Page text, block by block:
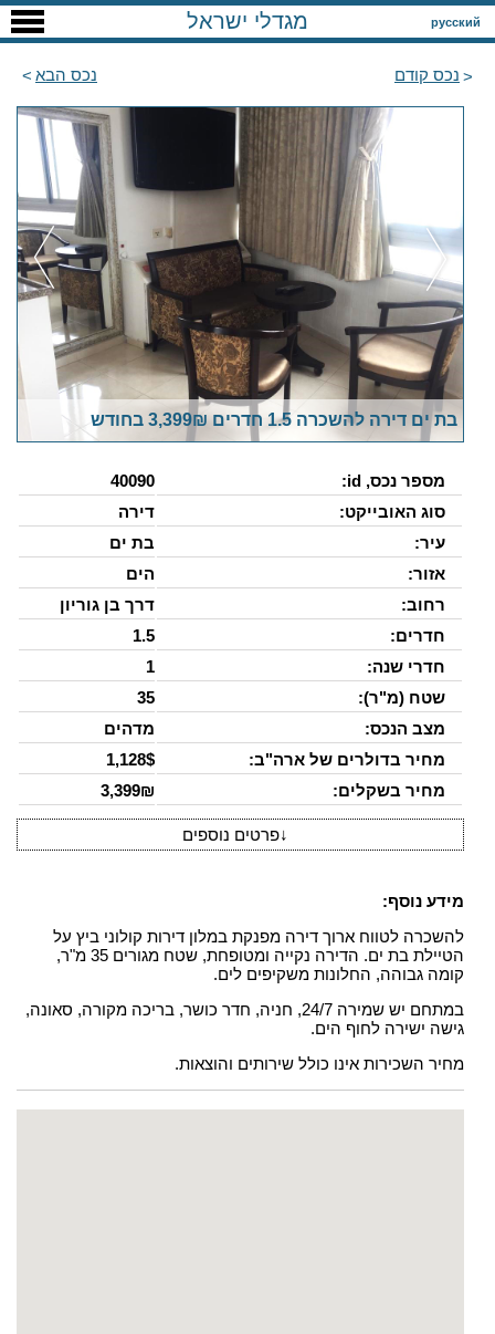
русский מגדלי ישראל
נכס קודם נכס הבא
בת ים דירה להשכרה 1.5 חדרים 3,399₪ בחודש
מספר נכס, id:
40090
סוג האובייקט:
דירה
עיר:
בת ים
אזור:
הים
רחוב:
דרך בן גוריון
חדרים:
1.5
חדרי שנה:
1
שטח (מ"ר):
35
מצב הנכס:
מדהים
מחיר בדולרים של ארה"ב:
1,128$
מחיר בשקלים:
3,399₪
↓פרטים נוספים
מידע נוסף:
להשכרה לטווח ארוך דירה מפנקת במלון דירות קולוני ביץ על
הטיילת בת ים. הדירה נקייה ומטופחת, שטח מגורים 35 מ"ר,
קומה גבוהה, החלונות משקיפים לים.
במתחם יש שמירה 24/7, חניה, חדר כושר, בריכה מקורה, סאונה,
גישה ישירה לחוף הים.
מחיר השכירות אינו כולל שירותים והוצאות.